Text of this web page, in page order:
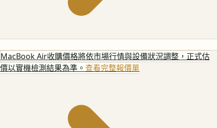
MacBook Air收購價格將依市場行情與設備狀況調整，正式估
價以實機檢測結果為準。 查看完整報價單